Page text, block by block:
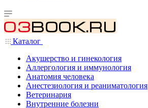
Каталог
Акушерство и гинекология
Аллергология и иммунология
Анатомия человека
Анестезиология и реаниматология
Ветеринария
Внутренние болезни